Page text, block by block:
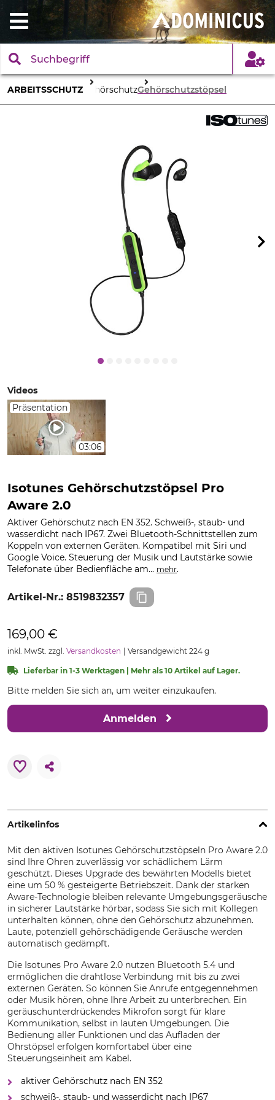
ARBEITSSCHUTZ GehörschutzGehörschutzstöpsel
Videos
Präsentation
03:06
Isotunes Gehörschutzstöpsel Pro
Aware 2.0
Aktiver Gehörschutz nach EN 352. Schweiß-, staub- und
wasserdicht nach IP67. Zwei Bluetooth-Schnittstellen zum
Koppeln von externen Geräten. Kompatibel mit Siri und
Google Voice. Steuerung der Musik und Lautstärke sowie
Telefonate über Bedienfläche am... mehr.
Artikel-Nr.: 8519832357
169,00 €
inkl. MwSt. zzgl. Versandkosten Versandgewicht 224 g
Lieferbar in 1-3 Werktagen | Mehr als 10 Artikel auf Lager.
Bitte melden Sie sich an, um weiter einzukaufen.
Anmelden
Artikelinfos
Mit den aktiven Isotunes Gehörschutzstöpseln Pro Aware 2.0
sind Ihre Ohren zuverlässig vor schädlichem Lärm
geschützt. Dieses Upgrade des bewährten Modells bietet
eine um 50 % gesteigerte Betriebszeit. Dank der starken
Aware-Technologie bleiben relevante Umgebungsgeräusche
in sicherer Lautstärke hörbar, sodass Sie sich mit Kollegen
unterhalten können, ohne den Gehörschutz abzunehmen.
Laute, potenziell gehörschädigende Geräusche werden
automatisch gedämpft.
Die Isotunes Pro Aware 2.0 nutzen Bluetooth 5.4 und
ermöglichen die drahtlose Verbindung mit bis zu zwei
externen Geräten. So können Sie Anrufe entgegennehmen
oder Musik hören, ohne Ihre Arbeit zu unterbrechen. Ein
geräuschunterdrückendes Mikrofon sorgt für klare
Kommunikation, selbst in lauten Umgebungen. Die
Bedienung aller Funktionen und das Aufladen der
Ohrstöpsel erfolgen komfortabel über eine
Steuerungseinheit am Kabel.
aktiver Gehörschutz nach EN 352
schweiß-, staub- und wasserdicht nach IP67